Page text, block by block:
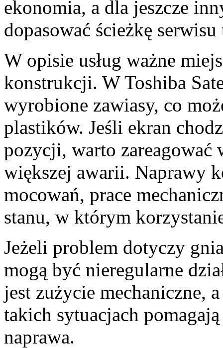
ekonomia, a dla jeszcze
dopasować ścieżkę
W opisie usług ważne
konstrukcji. W Toshiba
wyrobione zawiasy, co
plastików. Jeśli ekran
pozycji, warto zareagować
większej awarii. Naprawy
mocowań, prace
stanu, w którym
Jeżeli problem dotyczy
mogą być nieregularne
jest zużycie mechaniczne,
takich sytuacjach
naprawa.